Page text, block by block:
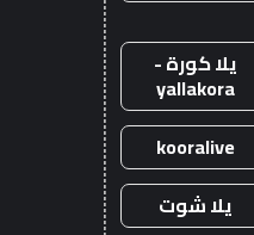
يلا كورة -
yallakora
kooralive
يلا شوت